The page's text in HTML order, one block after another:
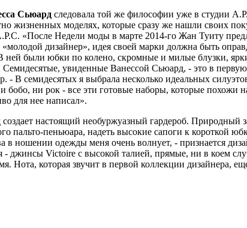
Сьюард следовала той же философии уже в студии
жизненных моделях, которые сразу же нашли своих
«После Недели моды в марте 2014-го Жан Туиту
дизайнер», идея своей марки должна быть
ней были юбки по колено, скромные и милые блузки,
увиденные Ванессой Сьюард, - это в
- В семидесятых я выбрала несколько идеальных
бобо, ни рок - все эти готовые наборы, которые
для нее написал».
настоящий необуржуазный гардероб. Природный
пальто-пеньюара, надеть высокие сапоги к короткой
в ношении одежды меня очень волнует, - признается
джинсы Victoire с высокой талией, прямые, ни в коем
которая звучит в первой коллекции дизайнера,